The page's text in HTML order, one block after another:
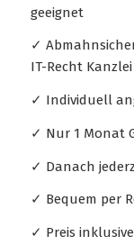
geeignet
✓
IT-Recht Kanzlei
✓ Individuell
✓ Nur 1 Monat
✓ Danach
✓ Bequem per
✓ Preis